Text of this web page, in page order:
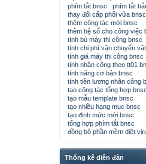
phím tắt bnsc
phím tắt
thay đổi cấp phối vữa bnsc
thêm công tác mới bnsc
thêm hệ số cho công việc
tính bù máy thi công bnsc
tính chi phí vận chuyển
tính giá máy thi công bnsc
tính nhân công theo tt01
tính năng cơ bản bnsc
tính tiền lương nhân công
tạo công tác tổng hợp bnsc
tạo mẫu template bnsc
tạo nhiều hạng mục bnsc
tạo định mức mới bnsc
tổng hợp phím tắt bnsc
đồng bộ phần mềm diệt
Thống kê diễn đàn